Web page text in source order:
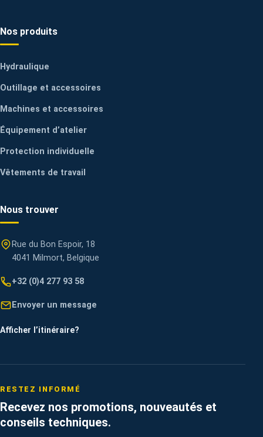
Nos produits
Hydraulique
Outillage et accessoires
Machines et accessoires
Équipement d’atelier
Protection individuelle
Vêtements de travail
Nous trouver
Rue du Bon Espoir, 18
4041 Milmort, Belgique
+32 (0)4 277 93 58
Envoyer un message
Afficher l’itinéraire?
RESTEZ INFORMÉ
Recevez nos promotions, nouveautés et
conseils techniques.